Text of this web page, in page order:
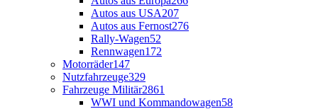
Autos aus USA207
Autos aus Fernost276
Rally-Wagen52
Rennwagen172
Motorräder147
Nutzfahrzeuge329
Fahrzeuge Militär2861
WWI und Kommandowagen58